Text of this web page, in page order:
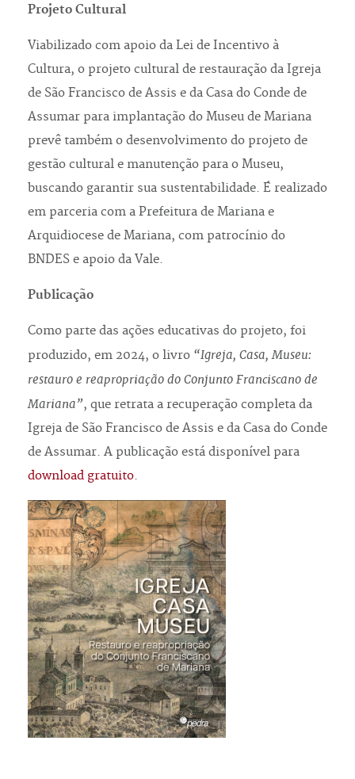
Projeto Cultural
Viabilizado com apoio da Lei de Incentivo à
Cultura, o projeto cultural de restauração da Igreja
de São Francisco de Assis e da Casa do Conde de
Assumar para implantação do Museu de Mariana
prevê também o desenvolvimento do projeto de
gestão cultural e manutenção para o Museu,
buscando garantir sua sustentabilidade. É realizado
em parceria com a Prefeitura de Mariana e
Arquidiocese de Mariana, com patrocínio do
BNDES e apoio da Vale.
Publicação
Como parte das ações educativas do projeto, foi
produzido, em 2024, o livro “Igreja, Casa, Museu:
restauro e reapropriação do Conjunto Franciscano de
Mariana”, que retrata a recuperação completa da
Igreja de São Francisco de Assis e da Casa do Conde
de Assumar. A publicação está disponível para
download gratuito.